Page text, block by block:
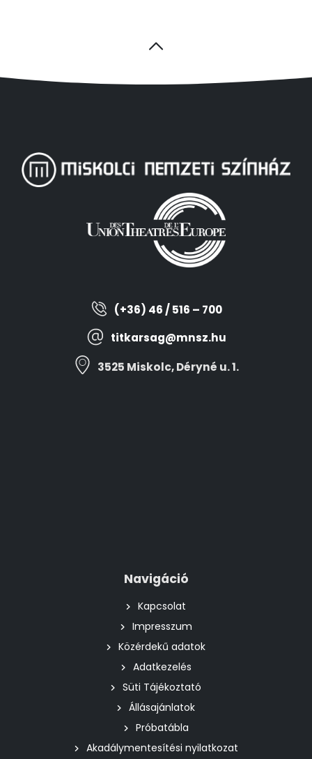
(+36) 46 / 516 – 700
titkarsag@mnsz.hu
3525 Miskolc, Déryné u. 1.
Navigáció
Kapcsolat
Impresszum
Közérdekű adatok
Adatkezelés
Süti Tájékoztató
Állásajánlatok
Próbatábla
Akadálymentesítési nyilatkozat